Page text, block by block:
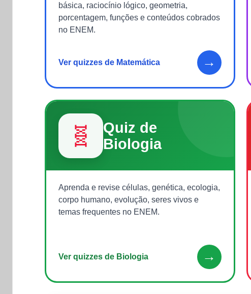
básica, raciocínio lógico, geometria,
porcentagem, funções e conteúdos cobrados
no ENEM.
Ver quizzes de Matemática →
🧬
Quiz de
Biologia
Aprenda e revise células, genética, ecologia,
corpo humano, evolução, seres vivos e
temas frequentes no ENEM.
Ver quizzes de Biologia →